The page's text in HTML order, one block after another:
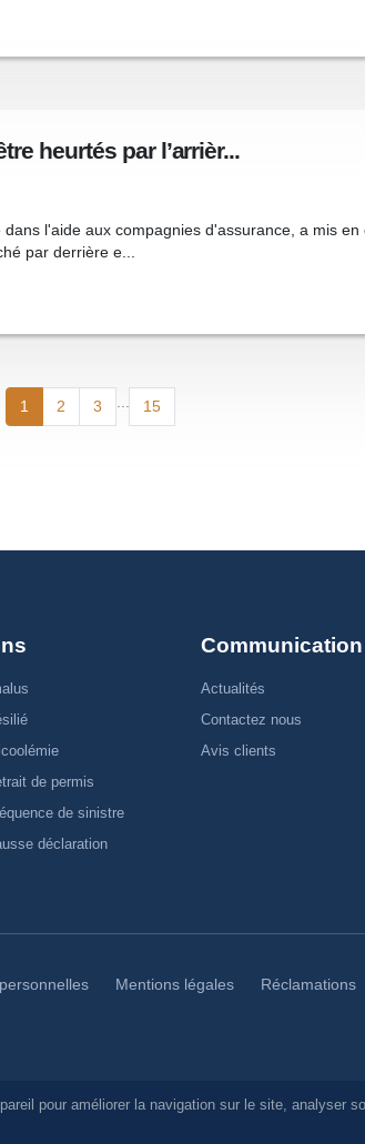
pour améliorer la navigation sur le site, analyser
heurtés par l’arrièr...
l'aide aux compagnies d'assurance, a mis
par derrière e...
1 2 3 15
de permis
de sinistre
déclaration
Communication
Actualités
Contactez nous
Avis clients
Mentions légales Réclamations